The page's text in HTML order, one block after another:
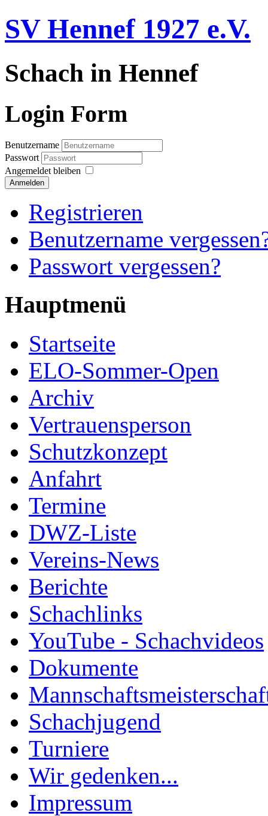
SV Hennef 1927 e.V.
Schach in Hennef
Login Form
Benutzername
Passwort
Angemeldet bleiben
Anmelden
Registrieren
Benutzername
Passwort vergessen?
Hauptmenü
Startseite
ELO-Sommer-Open
Archiv
Vertrauensperson
Schutzkonzept
Anfahrt
Termine
DWZ-Liste
Vereins-News
Berichte
Schachlinks
YouTube - Schachvideos
Dokumente
Schachjugend
Turniere
Wir gedenken...
Impressum